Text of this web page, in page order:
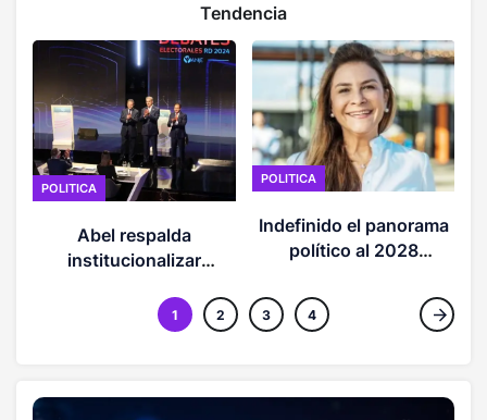
Tendencia
POLITICA
Abel respalda
institucionalizar
el país
POLITICA
Indefinido el panorama
político al 2028
1 2 3 4